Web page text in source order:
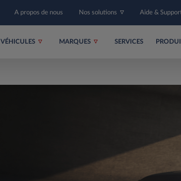
A propos de nous Nos solutions Aide &
VÉHICULES MARQUES SERVICES